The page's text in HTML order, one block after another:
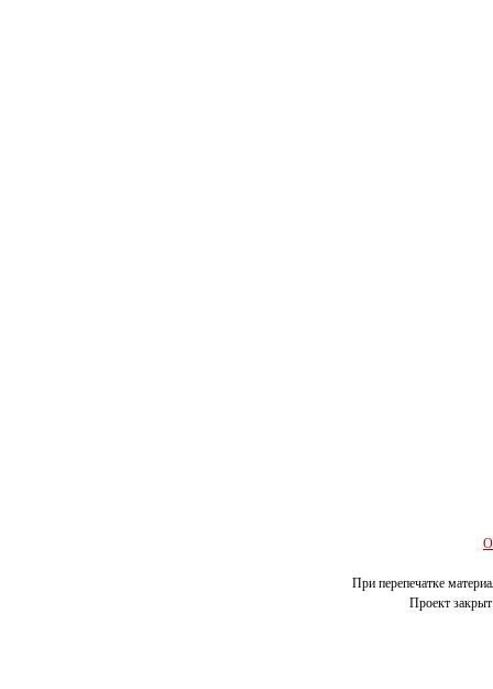
О
При перепечатке
Проект закрыт